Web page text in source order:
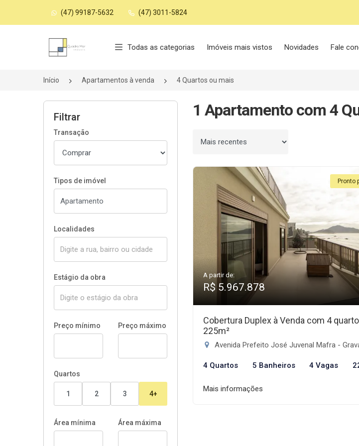
(47) 99187-5632 (47) 3011-5824
Página inicial
Todas as categorias Imóveis mais vistos Novidades Fale
Início Apartamentos à venda 4 Quartos ou mais
Filtrar
Transação
Tipos de imóvel
Localidades
Estágio da obra
Preço mínimo Preço máximo
Quartos
1 2 3 4+
Área mínima Área máxima
1 Apartamento com 4
Ordenar por
Pronto
A partir de:
R$ 5.967.878
Cobertura Duplex à Venda com 4
225m²
Avenida Prefeito José Juvenal Mafra - Gravatá,
4 Quartos 5 Banheiros 4 Vagas
Mais informações